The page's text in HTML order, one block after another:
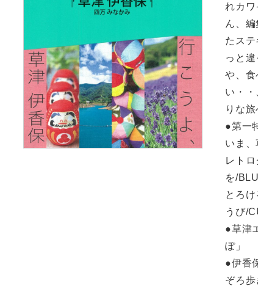
れカ
ん、
たステ
っと
や、食
い・
りな
●第一
いま、
レト
を/
とろ
うび/
●草津
ぽ」
●伊香
ぞろ歩